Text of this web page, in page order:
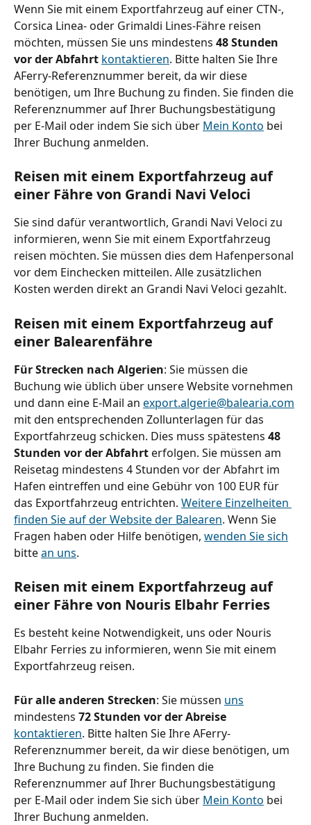
Wenn Sie mit einem Exportfahrzeug auf einer CTN-,
Corsica Linea- oder Grimaldi Lines-Fähre reisen
möchten, müssen Sie uns mindestens 48 Stunden
vor der Abfahrt kontaktieren. Bitte halten Sie Ihre
AFerry-Referenznummer bereit, da wir diese
benötigen, um Ihre Buchung zu finden. Sie finden die
Referenznummer auf Ihrer Buchungsbestätigung
per E-Mail oder indem Sie sich über Mein Konto bei
Ihrer Buchung anmelden.
Reisen mit einem Exportfahrzeug auf
einer Fähre von Grandi Navi Veloci
Sie sind dafür verantwortlich, Grandi Navi Veloci zu
informieren, wenn Sie mit einem Exportfahrzeug
reisen möchten. Sie müssen dies dem Hafenpersonal
vor dem Einchecken mitteilen. Alle zusätzlichen
Kosten werden direkt an Grandi Navi Veloci gezahlt.
Reisen mit einem Exportfahrzeug auf
einer Balearenfähre
Für Strecken nach Algerien: Sie müssen die
Buchung wie üblich über unsere Website vornehmen
und dann eine E-Mail an export.algerie@balearia.com
mit den entsprechenden Zollunterlagen für das
Exportfahrzeug schicken. Dies muss spätestens 48
Stunden vor der Abfahrt erfolgen. Sie müssen am
Reisetag mindestens 4 Stunden vor der Abfahrt im
Hafen eintreffen und eine Gebühr von 100 EUR für
das Exportfahrzeug entrichten. Weitere Einzelheiten
finden Sie auf der Website der Balearen. Wenn Sie
Fragen haben oder Hilfe benötigen, wenden Sie sich
bitte an uns.
Reisen mit einem Exportfahrzeug auf
einer Fähre von Nouris Elbahr Ferries
Es besteht keine Notwendigkeit, uns oder Nouris
Elbahr Ferries zu informieren, wenn Sie mit einem
Exportfahrzeug reisen.
Für alle anderen Strecken: Sie müssen uns
mindestens 72 Stunden vor der Abreise
kontaktieren. Bitte halten Sie Ihre AFerry-
Referenznummer bereit, da wir diese benötigen, um
Ihre Buchung zu finden. Sie finden die
Referenznummer auf Ihrer Buchungsbestätigung
per E-Mail oder indem Sie sich über Mein Konto bei
Ihrer Buchung anmelden.